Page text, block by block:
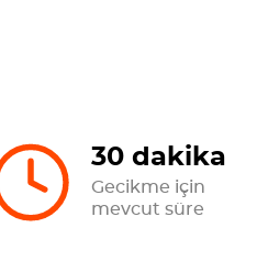
30 dakika
Gecikme için
mevcut süre